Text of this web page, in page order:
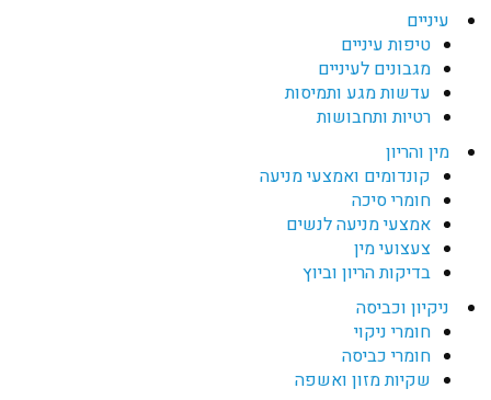
עיניים
טיפות עיניים
מגבונים לעיניים
עדשות מגע ותמיסות
רטיות ותחבושות
מין והריון
קונדומים ואמצעי מניעה
חומרי סיכה
אמצעי מניעה לנשים
צעצועי מין
בדיקות הריון וביוץ
ניקיון וכביסה
חומרי ניקוי
חומרי כביסה
שקיות מזון ואשפה